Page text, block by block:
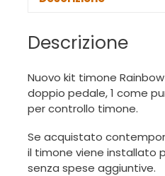
Descrizione
Nuovo kit timone
doppio pedale, 1 come
per controllo timone.
Se acquistato
il timone viene installato
senza spese aggiuntive.